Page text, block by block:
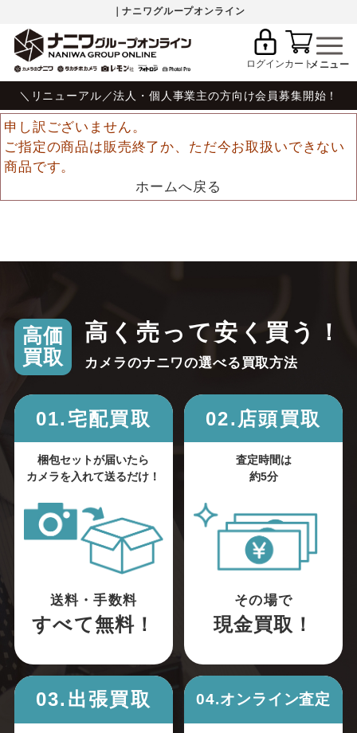
｜ナニワグループオンライン
ログインカート
＼リニューアル／法人・個人事業主の方向け会員募集開始！
申し訳ございません。
ご指定の商品は販売終了か、ただ今お取扱いできない
商品です。
ホームへ戻る
高価
買取
高く売って安く買う！
カメラのナニワの選べる買取方法
01.宅配買取
梱包セットが届いたら
カメラを入れて送るだけ！
送料・手数料
すべて無料！
02.店頭買取
査定時間は
約5分
その場で
現金買取！
03.出張買取 04.オンライン査定